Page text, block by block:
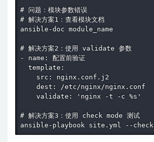
# 问题：模块参数错误
# 解决方案1：查看模块文档
ansible-doc module_name
# 解决方案2：使用 validate 参数
- name: 配置前验证
  template:
    src: nginx.conf.j2
    dest: /etc/nginx/nginx.conf
    validate: 'nginx -t -c %s'
# 解决方案3：使用 check mode 测试
ansible-playbook site.yml --check